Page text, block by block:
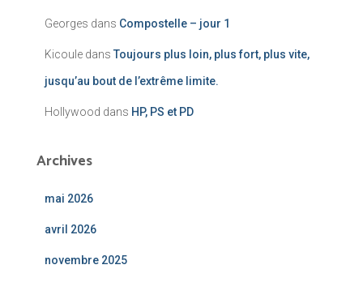
Georges dans Compostelle – jour 1
Kicoule dans Toujours plus loin, plus fort, plus vite,
jusqu’au bout de l’extrême limite.
Hollywood dans HP, PS et PD
Archives
mai 2026
avril 2026
novembre 2025